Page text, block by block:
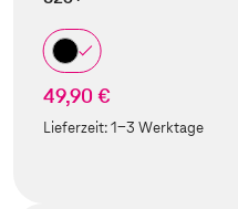
49,90 €
Lieferzeit:1-3 Werktage